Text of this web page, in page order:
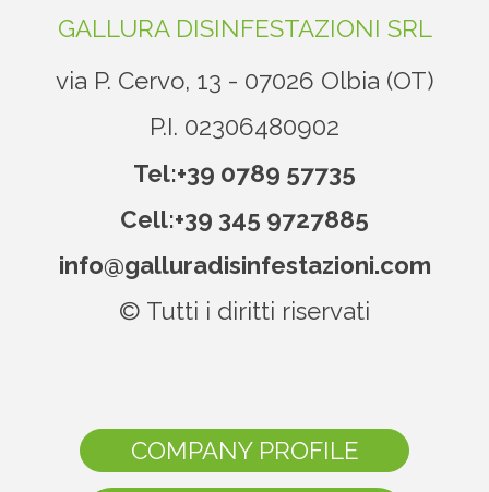
GALLURA DISINFESTAZIONI SRL
via P. Cervo, 13 - 07026 Olbia (OT)
P.I. 02306480902
Tel:+39 0789 57735
Cell:+39 345 9727885
info@galluradisinfestazioni.com
© Tutti i diritti riservati
COMPANY PROFILE